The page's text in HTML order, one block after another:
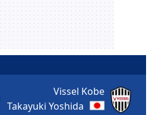
Vissel Kobe
Takayuki Yoshida